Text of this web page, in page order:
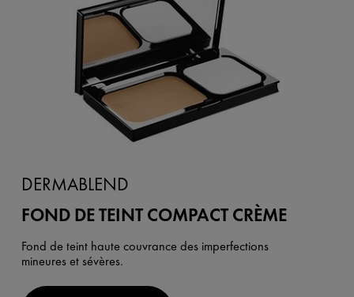
DERMABLEND
FOND DE TEINT COMPACT CRÈME
Fond de teint haute couvrance des imperfections
mineures et sévères.